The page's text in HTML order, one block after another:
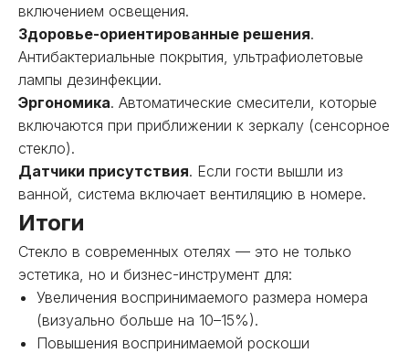
включением освещения.
Здоровье-ориентированные решения.
Антибактериальные покрытия, ультрафиолетовые
лампы дезинфекции.
Эргономика. Автоматические смесители, которые
включаются при приближении к зеркалу (сенсорное
стекло).
Датчики присутствия. Если гости вышли из
ванной, система включает вентиляцию в номере.
Итоги
Стекло в современных отелях — это не только
эстетика, но и бизнес-инструмент для:
Увеличения воспринимаемого размера номера
(визуально больше на 10–15%).
Повышения воспринимаемой роскоши